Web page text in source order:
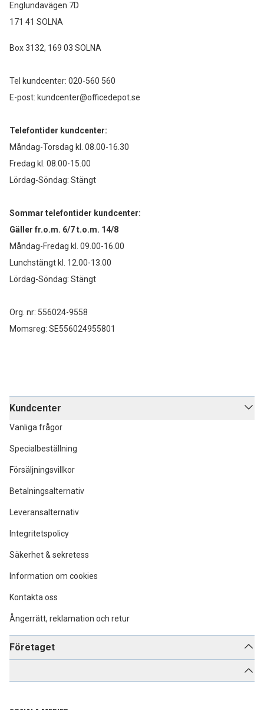
Englundavägen 7D
171 41 SOLNA
Box 3132, 169 03 SOLNA
Tel kundcenter: 020-560 560
E-post: kundcenter@officedepot.se
Telefontider kundcenter:
Måndag-Torsdag kl. 08.00-16.30
Fredag kl. 08.00-15.00
Lördag-Söndag: Stängt
Sommar telefontider kundcenter:
Gäller fr.o.m. 6/7 t.o.m. 14/8
Måndag-Fredag kl. 09.00-16.00
Lunchstängt kl. 12.00-13.00
Lördag-Söndag: Stängt
Org. nr: 556024-9558
Momsreg: SE556024955801
Kundcenter
Vanliga frågor
Specialbeställning
Försäljningsvillkor
Betalningsalternativ
Leveransalternativ
Integritetspolicy
Säkerhet & sekretess
Information om cookies
Kontakta oss
Ångerrätt, reklamation och retur
Företaget